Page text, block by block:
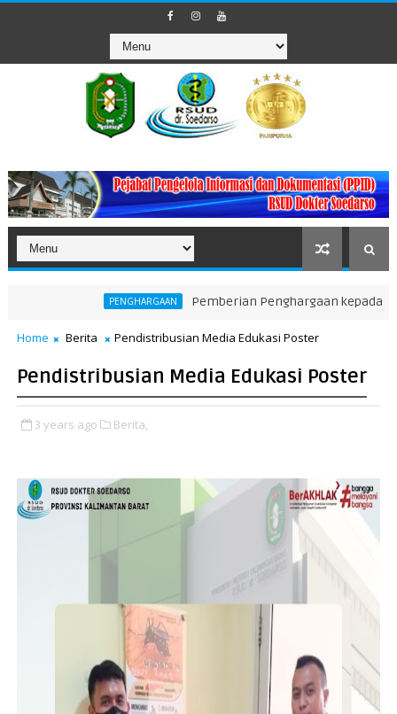
PENGHARGAAN Pemberian Penghargaan kepada Unit
Home Berita Pendistribusian Media Edukasi Poster
Pendistribusian Media Edukasi Poster
3 years ago Berita,